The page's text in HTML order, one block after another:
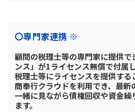
〇専門家連携 ※
顧問の税理士等の専門家に提供で
ンス」が1ライセンス無償で付属し
税理士等にライセンスを提供する
商奉行クラウドを利用でき、最新
一緒に見ながら債権回収や資金
ます。